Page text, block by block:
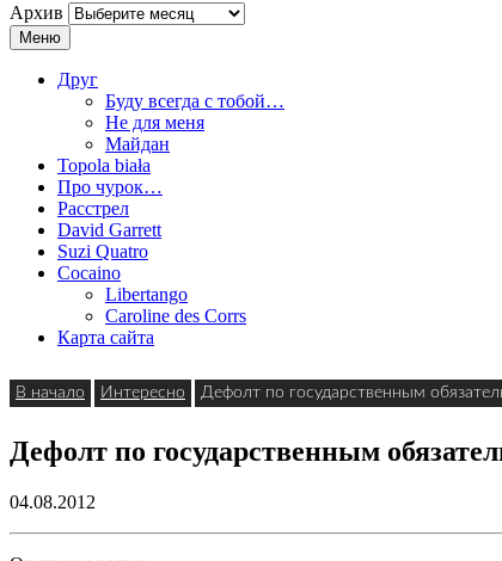
Архив
Меню
Друг
Буду всегда с тобой…
Не для меня
Майдан
Topola biała
Про чурок…
Расстрел
David Garrett
Suzi Quatro
Cocaino
Libertango
Caroline des Corrs
Карта сайта
В начало Интересно Дефолт по государственным
Дефолт по государственным
04.08.2012